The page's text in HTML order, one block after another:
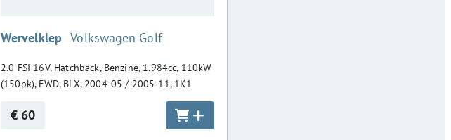
Wervelklep :Volkswagen Golf
2.0 FSI 16V, Hatchback, Benzine, 1.984cc, 110kW
(150pk), FWD, BLX, 2004-05 / 2005-11, 1K1
€ 60